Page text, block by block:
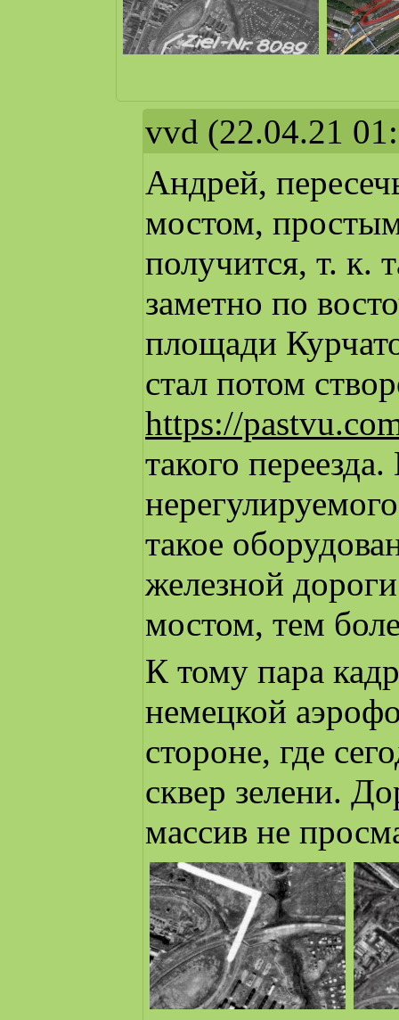
vvd (22.04.21
Андрей,
мостом,
получится, т. к.
заметно по
площади
стал потом
https://
такого
такое
железной
мостом, тем
К тому пара
немецкой
стороне, где
сквер зелени.
массив не